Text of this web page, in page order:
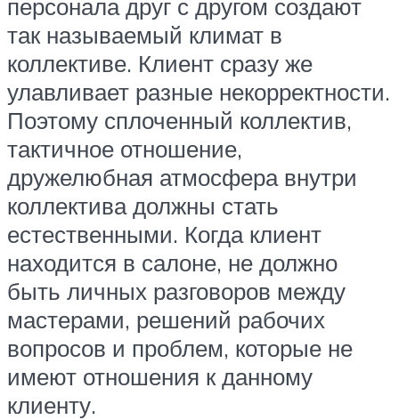
персонала друг с другом создают
так называемый климат в
коллективе. Клиент сразу же
улавливает разные некорректности.
Поэтому сплоченный коллектив,
тактичное отношение,
дружелюбная атмосфера внутри
коллектива должны стать
естественными. Когда клиент
находится в салоне, не должно
быть личных разговоров между
мастерами, решений рабочих
вопросов и проблем, которые не
имеют отношения к данному
клиенту.